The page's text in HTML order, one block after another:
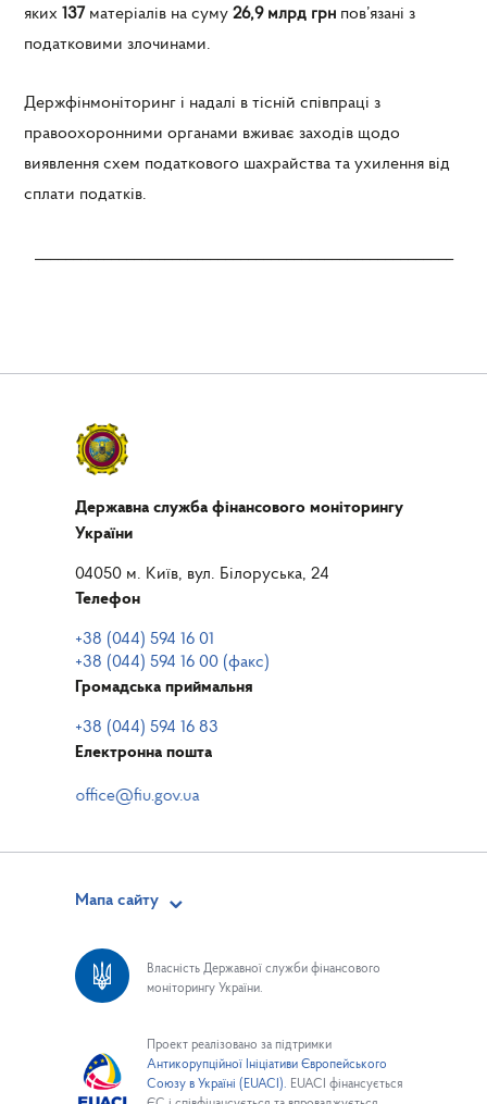
яких137 матеріалів на суму26,9 млрд грн пов’язані з
податковими злочинами.
Держфінмоніторинг і надалі в тісній співпраці з
правоохоронними органами вживає заходів щодо
виявлення схем податкового шахрайства та ухилення від
сплати податків.
Державна служба фінансового моніторингу
України
04050 м. Київ, вул. Білоруська, 24
Телефон
+38 (044) 594 16 01
+38 (044) 594 16 00 (факс)
Громадська приймальня
+38 (044) 594 16 83
Електронна пошта
Мапа сайту
Власність Державної служби фінансового
моніторингу України.
Проект реалізовано за підтримки
Антикорупційної Ініціативи Європейського
Союзу в Україні (EUACI). EUACI фінансується